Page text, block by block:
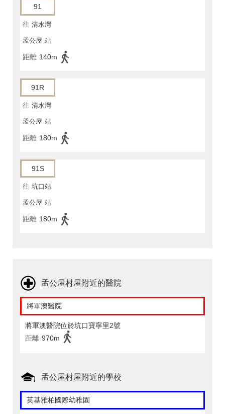
91
往 清水灣
孟公屋 站
距離 140m
91R
往 清水灣
孟公屋 站
距離 180m
91S
往 坑口站
孟公屋 站
距離 180m
孟公屋村屋附近的醫院
將軍澳醫院
將軍澳醫院位於坑口寶寧里2號
距離 970m
孟公屋村屋附近的學校
英基雅柏國際幼稚園